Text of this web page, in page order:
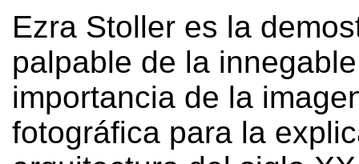
Ezra Stoller es la
palpable de la innegable
importancia de la
fotográfica para la